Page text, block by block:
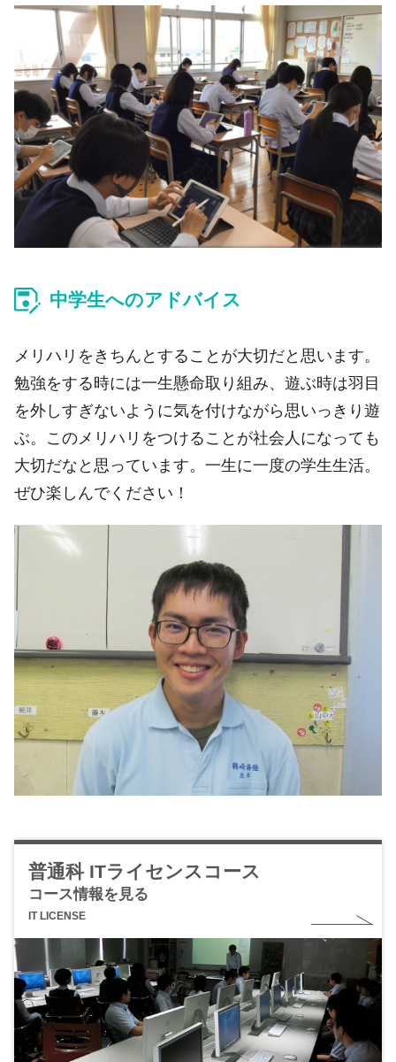
中学生へのアドバイス
メリハリをきちんとすることが大切だと思います。
勉強をする時には一生懸命取り組み、遊ぶ時は羽目
を外しすぎないように気を付けながら思いっきり遊
ぶ。このメリハリをつけることが社会人になっても
大切だなと思っています。一生に一度の学生生活。
ぜひ楽しんでください！
普通科 ITライセンスコース
コース情報を見る
IT LICENSE